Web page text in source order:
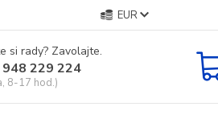
EUR
si rady? Zavolajte.
229 224
8-17 hod.)